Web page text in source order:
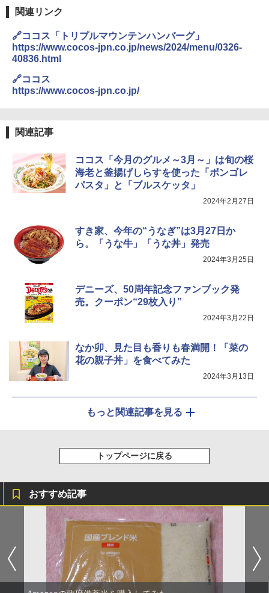
レンジ 省エネ 高効率 15L 一人暮らし 二
人暮らし フラットテーブル グレー YRZ-
WF150TV(H) + 炊飯器 5.5合 マイコン式
￥34,280
4
ジ 赤外線センサー ノンフライ調理 簡単
お手入れ 小型 新生活 一人暮らし 二人暮
らし ファミリー
5
シャープ ウォーターオーブン ヘルシオ
AX-XJ1-B ブラック 30L 2段調理 コンベ
￥44,800
関連リンク
🔗ココス「トリプルマウンテンハンバーグ」
https://www.cocos-jpn.co.jp/news/2024/menu/0326-
40836.html
🔗ココス
https://www.cocos-jpn.co.jp/
関連記事
ココス「今月のグルメ～3月～」は旬の桜
海老と釜揚げしらすを使った「ボンゴレ
パスタ」と「ブルスケッタ」
2024年2月27日
すき家、今年の“うなぎ”は3月27日か
ら。「うな牛」「うな丼」発売
2024年3月25日
デニーズ、50周年記念ファンブック発
売。クーポン“29枚入り”
2024年3月22日
なか卯、見た目も香りも春満開！「菜の
花の親子丼」を食べてみた
2024年3月13日
もっと関連記事を見る
トップページに戻る
おすすめ記事